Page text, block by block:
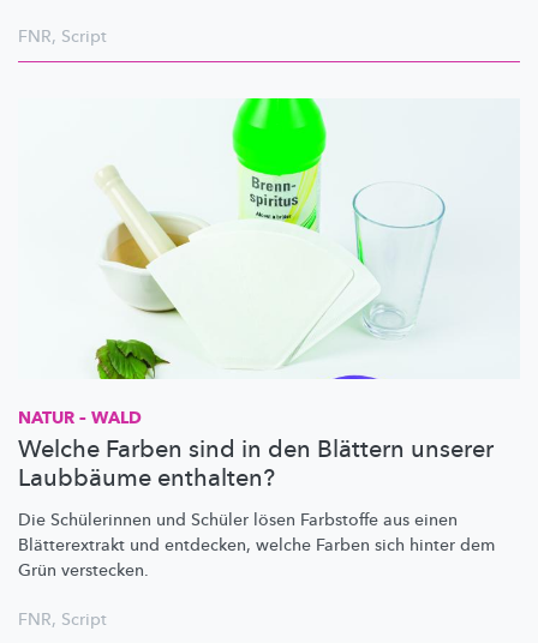
FNR, Script
NATUR – WALD
Welche Farben sind in den Blättern unserer
Laubbäume enthalten?
Die Schülerinnen und Schüler lösen Farbstoffe aus einen
Blätterextrakt und entdecken, welche Farben sich hinter dem
Grün verstecken.
FNR, Script